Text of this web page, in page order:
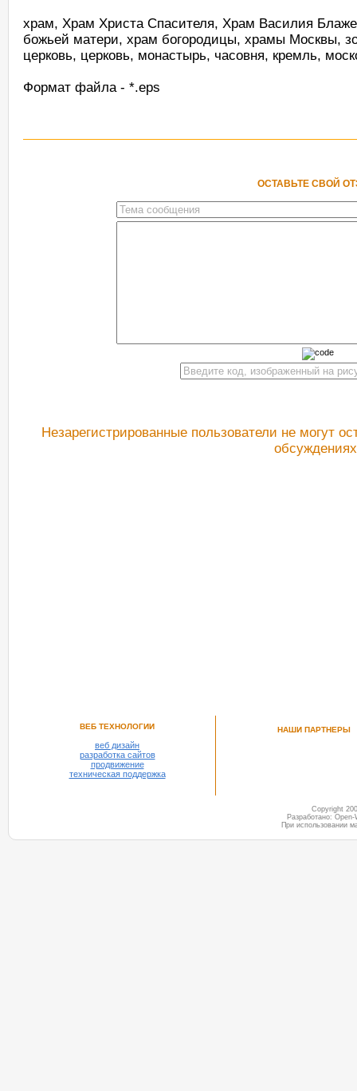
храм, Храм Христа Спасителя, Храм Василия
божьей матери, храм богородицы, храмы Москвы,
церковь, церковь, монастырь, часовня, кремль,
Формат файла - *.eps
ОСТАВЬТЕ СВОЙ
Незарегистрированные пользователи не могут
ВЕБ ТЕХНОЛОГИИ
веб дизайн
разработка сайтов
продвижение
техническая поддержка
НАШИ ПАРТНЕРЫ
Copyright
Разработано:
При использовании